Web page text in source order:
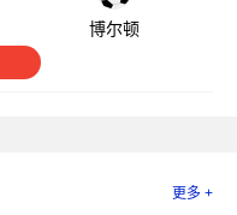
博尔顿
更多 +